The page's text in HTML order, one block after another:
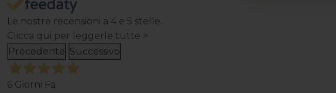
Le nostre recensioni a 4 e 5 stelle.
Clicca qui per leggerle tutte >
Precedente Successivo
6 Giorni Fa